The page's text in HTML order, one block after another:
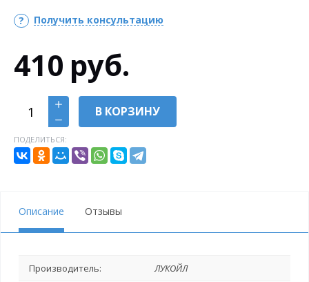
Получить консультацию
410 руб.
В КОРЗИНУ
ПОДЕЛИТЬСЯ:
Описание Отзывы
Производитель: ЛУКОЙЛ